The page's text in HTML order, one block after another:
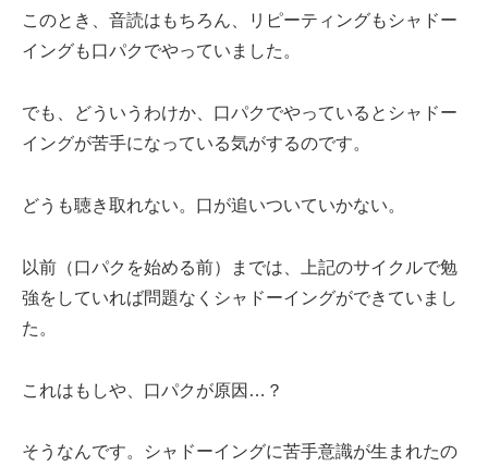
このとき、音読はもちろん、リピーティングもシャドー
イングも口パクでやっていました。
でも、どういうわけか、口パクでやっているとシャドー
イングが苦手になっている気がするのです。
どうも聴き取れない。口が追いついていかない。
以前（口パクを始める前）までは、上記のサイクルで勉
強をしていれば問題なくシャドーイングができていまし
た。
これはもしや、口パクが原因…？
そうなんです。シャドーイングに苦手意識が生まれたの